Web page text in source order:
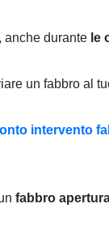
, anche durante le
un fabbro al
intervento
fabbro